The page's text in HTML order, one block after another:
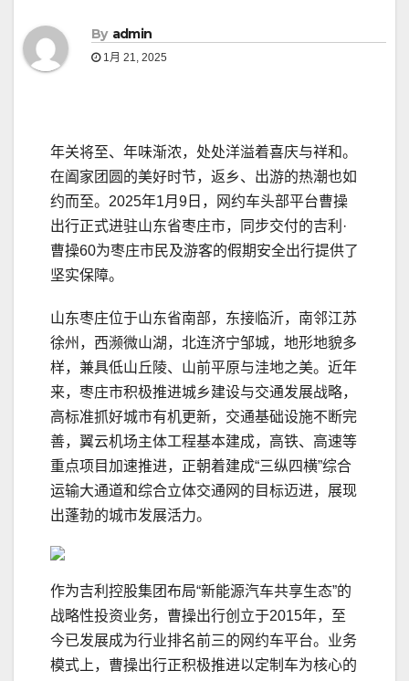
By admin
1月 21, 2025
年关将至、年味渐浓，处处洋溢着喜庆与祥和。
在阖家团圆的美好时节，返乡、出游的热潮也如
约而至。2025年1月9日，网约车头部平台曹操
出行正式进驻山东省枣庄市，同步交付的吉利·
曹操60为枣庄市民及游客的假期安全出行提供了
坚实保障。
山东枣庄位于山东省南部，东接临沂，南邻江苏
徐州，西濒微山湖，北连济宁邹城，地形地貌多
样，兼具低山丘陵、山前平原与洼地之美。近年
来，枣庄市积极推进城乡建设与交通发展战略，
高标准抓好城市有机更新，交通基础设施不断完
善，翼云机场主体工程基本建成，高铁、高速等
重点项目加速推进，正朝着建成“三纵四横”综合
运输大通道和综合立体交通网的目标迈进，展现
出蓬勃的城市发展活力。
作为吉利控股集团布局“新能源汽车共享生态”的
战略性投资业务，曹操出行创立于2015年，至
今已发展成为行业排名前三的网约车平台。业务
模式上，曹操出行正积极推进以定制车为核心的